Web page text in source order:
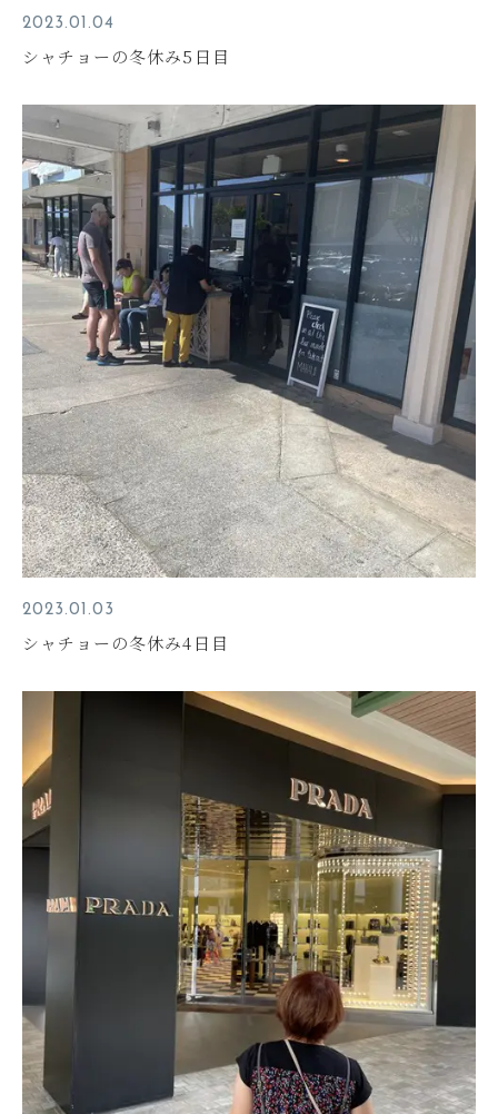
2023.01.04
シャチョーの冬休み5日目
2023.01.03
シャチョーの冬休み4日目